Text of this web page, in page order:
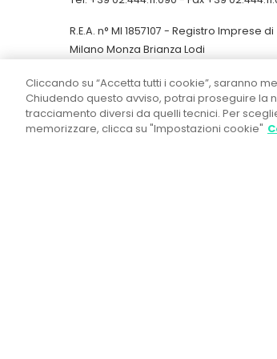
R.E.A. n° MI 1857107 - Registro Imprese di
Milano Monza Brianza Lodi
C.F. n. 02300880164 - Società
al gruppo IVA "Gi Group Holding"
Codice destinatario fatturazione elettr.
Cliccando su “Accetta tutti i cookie”, saranno
Chiudendo questo avviso, potrai proseguire la
tracciamento diversi da quelli tecnici. Per
memorizzare, clicca su "Impostazioni cookie"